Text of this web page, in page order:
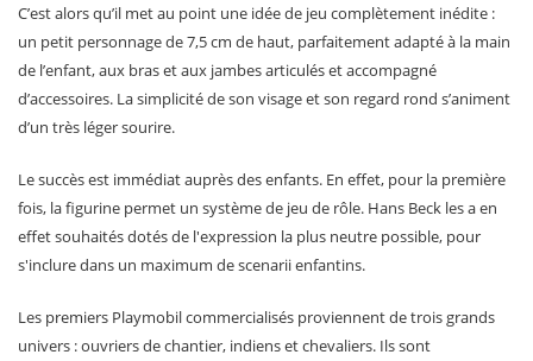
C’est alors qu’il met au point une idée de jeu complètement inédite :
un petit personnage de 7,5 cm de haut, parfaitement adapté à la main
de l’enfant, aux bras et aux jambes articulés et accompagné
d’accessoires. La simplicité de son visage et son regard rond s’animent
d’un très léger sourire.
Le succès est immédiat auprès des enfants. En effet, pour la première
fois, la figurine permet un système de jeu de rôle. Hans Beck les a en
effet souhaités dotés de l'expression la plus neutre possible, pour
s'inclure dans un maximum de scenarii enfantins.
Les premiers Playmobil commercialisés proviennent de trois grands
univers : ouvriers de chantier, indiens et chevaliers. Ils sont